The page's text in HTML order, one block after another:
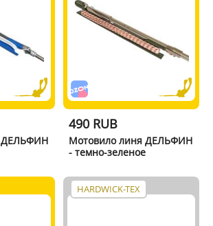
ДЕЛЬФИН
490 RUB
Мотовило линя ДЕЛЬФИН
- темно-зеленое
HARDWICK-TEX